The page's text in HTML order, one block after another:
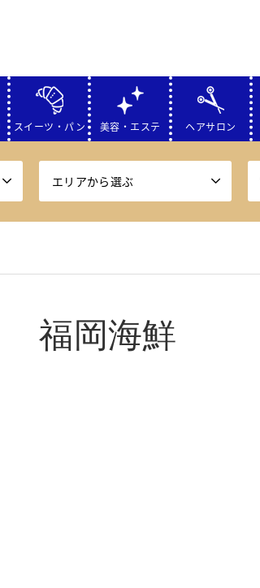
スイーツ・パン 美容・エステ ヘアサロン
エリアから選ぶ
福岡海鮮